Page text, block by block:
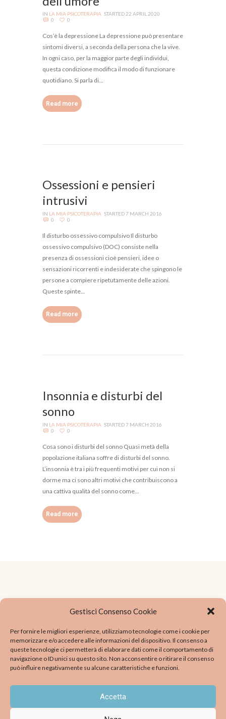
Gestisci Consenso Cookie
Per fornire le migliori esperienze, utilizziamo tecnologie come i cookie per
memorizzare e/o accedere alle informazioni del dispositivo. Il consenso a
queste tecnologie ci permetterà di elaborare dati come il comportamento di
navigazione o ID unici su questo sito. Non acconsentire o ritirare il consenso
può influire negativamente su alcune caratteristiche e funzioni.
Accetta
IN LA MIA PSICOTERAPIA STARTED22 APRIL 2020
0
0
Cos’è la depressione La depressione può presentare
sintomi diversi, a seconda della persona che la vive.
In ogni caso, per la maggior parte degli individui,
questa condizione modifica il modo di funzionare
quotidiano. Si parla di...
Read more
Ossessioni e pensieri
intrusivi
IN LA MIA PSICOTERAPIA STARTED7 MARCH 2016
0
0
Il disturbo ossessivo compulsivo Il disturbo
ossessivo compulsivo (DOC) consiste nella
presenza di ossessioni cioè pensieri, idee o
sensazioni ricorrenti e indesiderate che spingono le
persone a compiere ripetutamente delle azioni.
Queste spinte...
Read more
Insonnia e disturbi del
sonno
IN LA MIA PSICOTERAPIA STARTED7 MARCH 2016
0
0
Cosa sono i disturbi del sonno Quasi metà della
popolazione italiana soffre di disturbi del sonno.
L’insonnia è tra i più frequenti motivi per cui non si
dorme ma ci sono altri motivi che contribuiscono a
una cattiva qualità del sonno come...
Read more
Phone: 0236585151
Via Vallazze 44, Milano